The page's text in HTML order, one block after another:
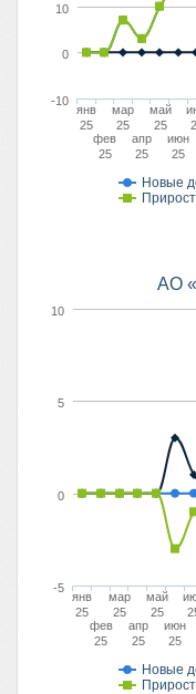
Новые
янв
25
фев
25
мар
25
апр
25
май
25
июн
25
-10
0
10
АО
Новые
янв
25
фев
25
мар
25
апр
25
май
25
июн
25
-5
0
5
10